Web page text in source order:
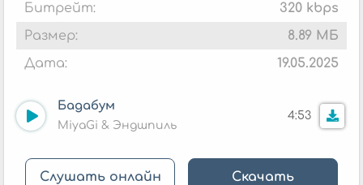
Битрейт:
320 kbps
Размер:
8.89 МБ
Дата:
19.05.2025
Бадабум
MiyaGi & Эндшпиль
4:53
Слушать онлайн Скачать